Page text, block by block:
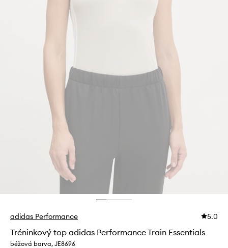
adidas Performance 5.0
Tréninkový top adidas Performance Train Essentials
béžová barva, JE8696